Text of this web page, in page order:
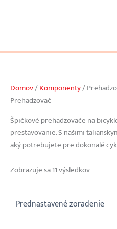
Domov/Komponenty/
Prehadzovač
Špičkové prehadzovače na
prestavovanie. S našimi
aký potrebujete pre dokonalé
Zobrazuje sa 11 výsledkov